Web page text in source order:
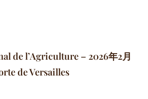
de l’Agriculture – 2026年2月
de Versailles